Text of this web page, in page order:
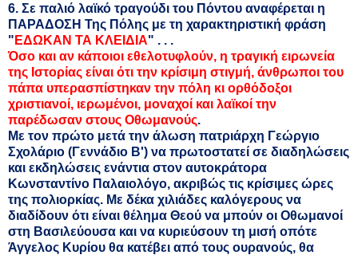
6. Σε παλιό λαϊκό τραγούδι του Πόντου αναφέρεται η
ΠΑΡΑΔΟΣΗ Της Πόλης με τη χαρακτηριστική φράση
" ΕΔΩΚΑΝ ΤΑ ΚΛΕΙΔΙΑ" . . .
Όσο και αν κάποιοι εθελοτυφλούν, η τραγική ειρωνεία
της Ιστορίας είναι ότι την κρίσιμη στιγμή, άνθρωποι του
πάπα υπερασπίστηκαν την πόλη κι ορθόδοξοι
χριστιανοί, ιερωμένοι, μοναχοί και λαϊκοί την
παρέδωσαν στους Οθωμανούς.
Με τον πρώτο μετά την άλωση πατριάρχη Γεώργιο
Σχολάριο (Γεννάδιο Β') να πρωτοστατεί σε διαδηλώσεις
και εκδηλώσεις ενάντια στον αυτοκράτορα
Κωνσταντίνο Παλαιολόγο, ακριβώς τις κρίσιμες ώρες
της πολιορκίας. Με δέκα χιλιάδες καλόγερους να
διαδίδουν ότι είναι θέλημα Θεού να μπούν οι Οθωμανοί
στη Βασιλεύουσα και να κυριεύσουν τη μισή οπότε
Άγγελος Κυρίου θα κατέβει από τους ουρανούς, θα